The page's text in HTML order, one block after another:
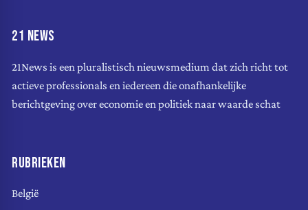
21 NEWS
21News is een pluralistisch nieuwsmedium dat zich richt tot
actieve professionals en iedereen die onafhankelijke
berichtgeving over economie en politiek naar waarde schat
RUBRIEKEN
België